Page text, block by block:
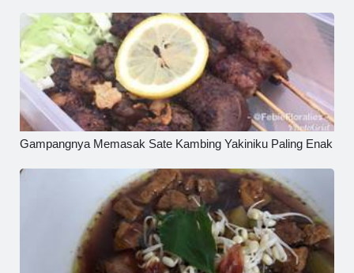
Gampangnya Memasak Sate Kambing Yakiniku Paling Enak